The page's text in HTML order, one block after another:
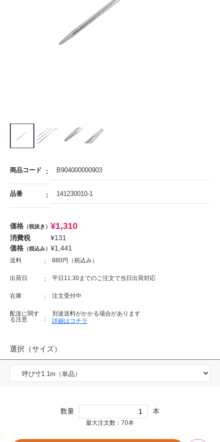
商品コード B904000000903
品番 141230010-1
価格 （税抜き） ¥1,310
消費税 ¥131
価格 （税込み） ¥1,441
送料 880円（税込み）
出荷日 平日11:30までのご注文で当日出荷対応
在庫 注文受付中
配送に関す
る注意
別途送料がかかる場合があります
詳細はコチラ
選択（サイズ）
数量 本
最大注文数：70本